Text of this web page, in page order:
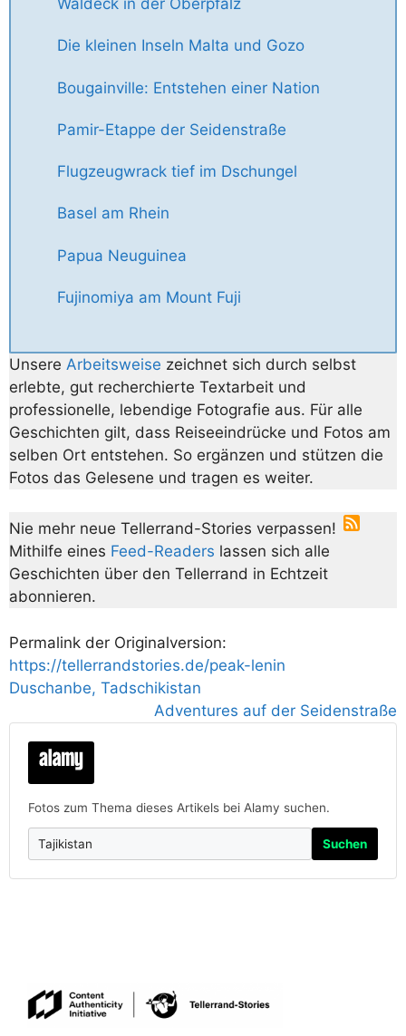
Waldeck in der Oberpfalz
Die kleinen Inseln Malta und Gozo
Bougainville: Entstehen einer Nation
Pamir-Etappe der Seidenstraße
Flugzeugwrack tief im Dschungel
Basel am Rhein
Papua Neuguinea
Fujinomiya am Mount Fuji
Unsere Arbeitsweise zeichnet sich durch selbst
erlebte, gut recherchierte Textarbeit und
professionelle, lebendige Fotografie aus. Für alle
Geschichten gilt, dass Reiseeindrücke und Fotos am
selben Ort entstehen. So ergänzen und stützen die
Fotos das Gelesene und tragen es weiter.
Nie mehr neue Tellerrand-Stories verpassen!
Mithilfe eines Feed-Readers lassen sich alle
Geschichten über den Tellerrand in Echtzeit
abonnieren.
Permalink der Originalversion:
https://tellerrandstories.de/peak-lenin
Duschanbe, Tadschikistan
Adventures auf der Seidenstraße
Fotos zum Thema dieses Artikels bei Alamy suchen.
Suchen